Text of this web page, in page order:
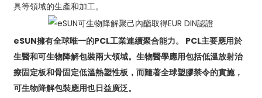
具等領域的生產和加工。
eSUN擁有全球唯一的PCL工業連續聚合能力。 PCL主要應用於
生醫和可生物降解包裝兩大領域。生物醫學應用包括低溫放射治
療固定板和骨固定低溫熱塑性板，而隨著全球塑膠禁令的實施，
可生物降解包裝應用也日益廣泛。